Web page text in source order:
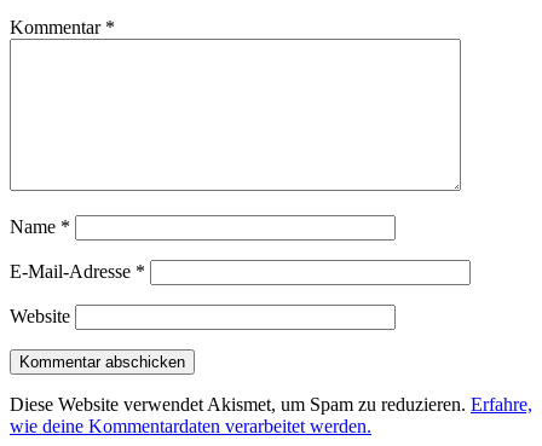
Kommentar *
Name *
E-Mail-Adresse *
Website
Diese Website verwendet Akismet, um Spam zu reduzieren. Erfahre,
wie deine Kommentardaten verarbeitet werden.